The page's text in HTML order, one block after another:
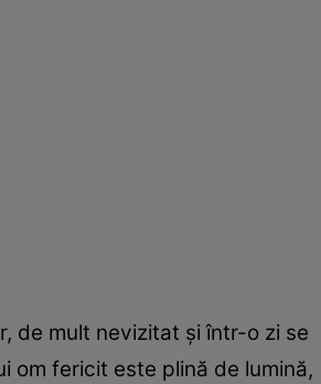
de mult nevizitat și într-o zi se
om fericit este plină de lumină,